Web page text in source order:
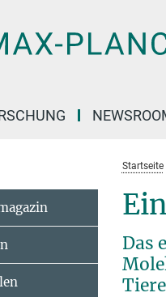
Startseite
Das
Tiere